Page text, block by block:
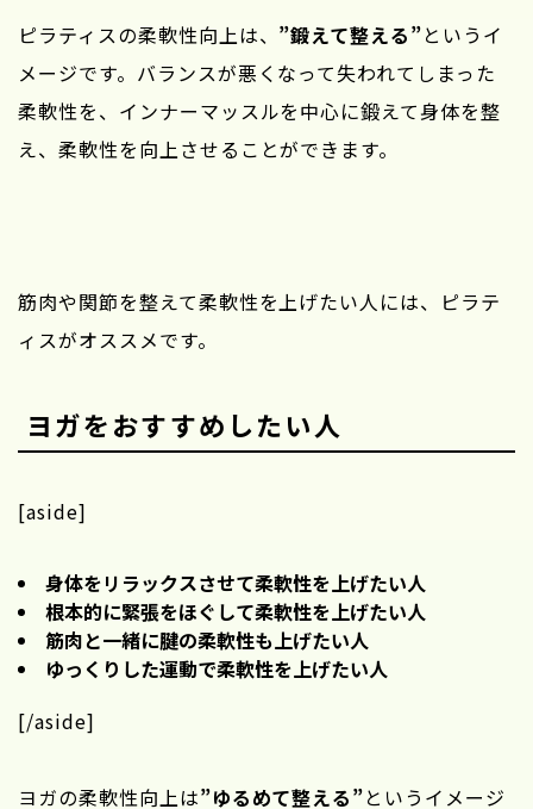
ピラティスの柔軟性向上は、 ”鍛えて整える”というイ
メージです。バランスが悪くなって失われてしまった
柔軟性を、インナーマッスルを中心に鍛えて身体を整
え、柔軟性を向上させることができます。
筋肉や関節を整えて柔軟性を上げたい人には、ピラテ
ィスがオススメです。
ヨガをおすすめしたい人
[aside]
身体をリラックスさせて柔軟性を上げたい人
根本的に緊張をほぐして柔軟性を上げたい人
筋肉と一緒に腱の柔軟性も上げたい人
ゆっくりした運動で柔軟性を上げたい人
[/aside]
ヨガの柔軟性向上は”ゆるめて整える”というイメージ